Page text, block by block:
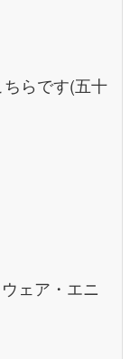
らです(五十
ェア・エニ